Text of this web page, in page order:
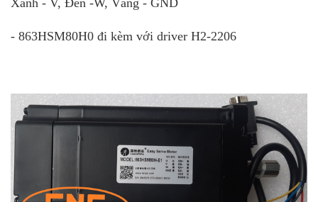
Xanh - V, Đen -W, Vàng - GND
- 863HSM80H0 đi kèm với driver H2-2206